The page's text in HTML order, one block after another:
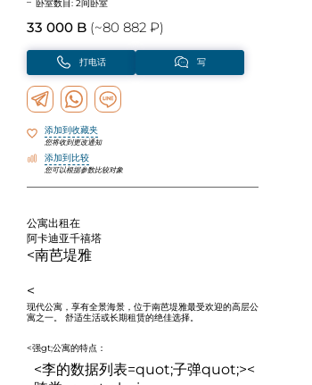
卧室数目: 2间卧室
33 000 B (~80 882 ₽)
打电话 写
添加到收藏夹
您将收到更改通知
添加到比较
您可以根据参数比较对象
公寓出租在
阿卡迪亚千禧塔
<南芭堤雅
<
现代公寓，享有全景海景，位于南芭堤雅最受欢迎的高层公
寓之一。 舒适生活或长期租赁的绝佳选择。
<强gt;公寓的特点：
<李的数据列表=quot;子弹quot;><